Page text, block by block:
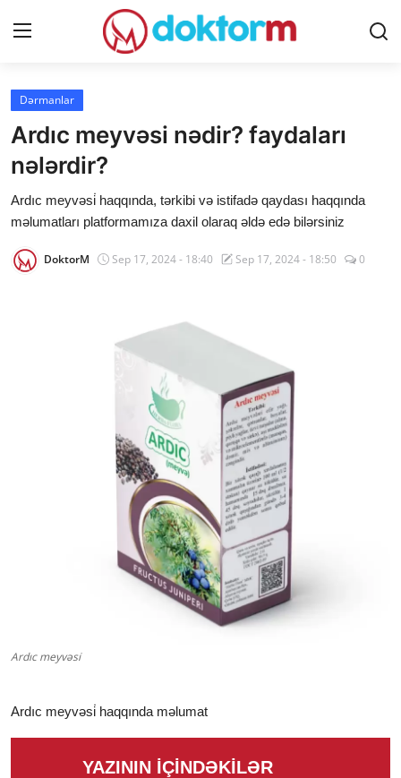
Giriş
Ana səhifə
Xəbərlər
Əlaqə
Dərmanlar
Ardıc meyvəsi nədir? faydaları
nələrdir?
Ardıc meyvəsi̇ haqqında, tərkibi və istifadə qaydası haqqında
məlumatları platformamıza daxil olaraq əldə edə bilərsiniz
DoktorM Sep 17, 2024 - 18:40 Sep 17, 2024 - 18:50 0
Ardıc meyvəsi̇
Ardıc meyvəsi̇ haqqında məlumat
YAZININ İÇİNDƏKİLƏR